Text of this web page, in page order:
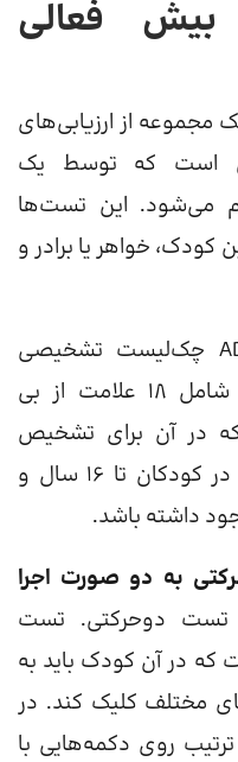
فعالی
از ارزیابی‌های
است که توسط یک
می‌شود. این تست‌ها
کودک، خواهر یا برادر و
رایج‌ترین روش تشخیص ADHD چک‌لیست تشخیصی
DSM-5 است. این چک‌لیست شامل 18 علامت از بی
در آن برای تشخیص
ADHD، باید 6 علامت یا بیشتر در کودکان تا 16 سال و
به دو صورت اجرا
دوحرکتی. تست
در آن کودک باید به
مختلف کلیک کند. در
روی دکمه‌هایی با